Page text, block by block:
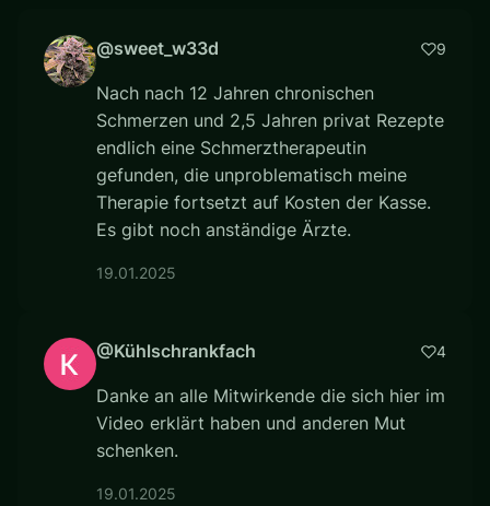
@sweet_w33d 9
Nach nach 12 Jahren chronischen
Schmerzen und 2,5 Jahren privat Rezepte
endlich eine Schmerztherapeutin
gefunden, die unproblematisch meine
Therapie fortsetzt auf Kosten der Kasse.
Es gibt noch anständige Ärzte.
19.01.2025
@Kühlschrankfach 4
Danke an alle Mitwirkende die sich hier im
Video erklärt haben und anderen Mut
schenken.
19.01.2025